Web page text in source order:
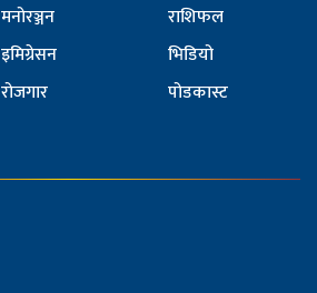
मनोरञ्जन
इमिग्रेसन
रोजगार
राशिफल
भिडियो
पोडकास्ट